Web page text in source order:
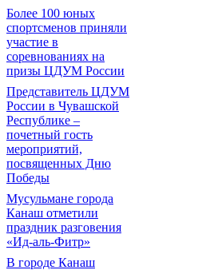
Более 100 юных
спортсменов приняли
участие в
соревнованиях на
призы ЦДУМ России
Представитель ЦДУМ
России в Чувашской
Республике –
почетный гость
мероприятий,
посвященных Дню
Победы
Мусульмане города
Канаш отметили
праздник разговения
«Ид-аль-Фитр»
В городе Канаш